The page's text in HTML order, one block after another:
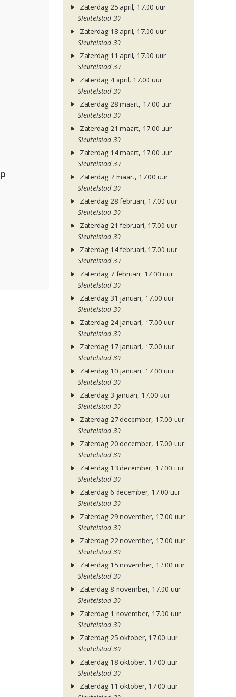
Zaterdag 25 april, 17.00 uur
Sleutelstad 30
Zaterdag 18 april, 17.00 uur
Sleutelstad 30
Zaterdag 11 april, 17.00 uur
Sleutelstad 30
Zaterdag 4 april, 17.00 uur
Sleutelstad 30
Zaterdag 28 maart, 17.00 uur
Sleutelstad 30
Zaterdag 21 maart, 17.00 uur
Sleutelstad 30
Zaterdag 14 maart, 17.00 uur
Sleutelstad 30
Zaterdag 7 maart, 17.00 uur
Sleutelstad 30
Zaterdag 28 februari, 17.00 uur
Sleutelstad 30
Zaterdag 21 februari, 17.00 uur
Sleutelstad 30
Zaterdag 14 februari, 17.00 uur
Sleutelstad 30
Zaterdag 7 februari, 17.00 uur
Sleutelstad 30
Zaterdag 31 januari, 17.00 uur
Sleutelstad 30
Zaterdag 24 januari, 17.00 uur
Sleutelstad 30
Zaterdag 17 januari, 17.00 uur
Sleutelstad 30
Zaterdag 10 januari, 17.00 uur
Sleutelstad 30
Zaterdag 3 januari, 17.00 uur
Sleutelstad 30
Zaterdag 27 december, 17.00 uur
Sleutelstad 30
Zaterdag 20 december, 17.00 uur
Sleutelstad 30
Zaterdag 13 december, 17.00 uur
Sleutelstad 30
Zaterdag 6 december, 17.00 uur
Sleutelstad 30
Zaterdag 29 november, 17.00 uur
Sleutelstad 30
Zaterdag 22 november, 17.00 uur
Sleutelstad 30
Zaterdag 15 november, 17.00 uur
Sleutelstad 30
Zaterdag 8 november, 17.00 uur
Sleutelstad 30
Zaterdag 1 november, 17.00 uur
Sleutelstad 30
Zaterdag 25 oktober, 17.00 uur
Sleutelstad 30
Zaterdag 18 oktober, 17.00 uur
Sleutelstad 30
Zaterdag 11 oktober, 17.00 uur